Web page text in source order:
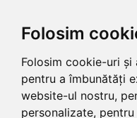
Folosim
Folosim cookie-uri
pentru a îmbunătăți
website-ul nostru,
personalizate,